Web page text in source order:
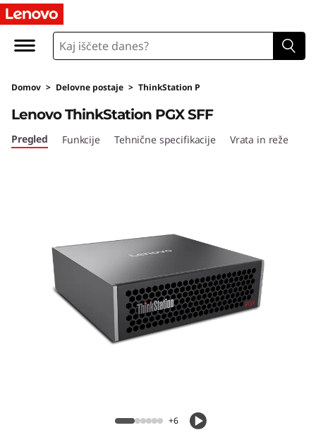
T
h
n
k
Domov > Delovne postaje > ThinkStation P
Lenovo ThinkStation PGX SFF
Lenovo ThinkStation PGX SFF
Pregled Funkcije Tehnične specifikacije Vrata in reže
+6